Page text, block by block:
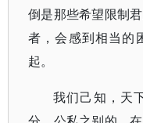
倒是那些希望限制
者，会感到相当的
起。
我们己知，天